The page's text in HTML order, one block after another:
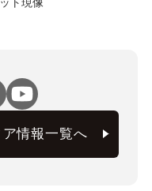
ト現像
情報一覧へ